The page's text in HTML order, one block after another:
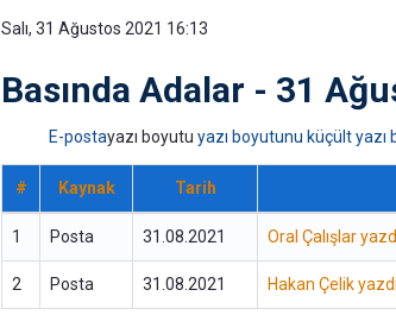
Salı, 31 Ağustos 2021 16:13
Basında Adalar - 31
yazı boyutu yazı boyutunu küçültyazı
E-posta
# Kaynak Tarih
1 Posta 31.08.2021 Oral Çalışlar
2 Posta 31.08.2021 Hakan Çelik